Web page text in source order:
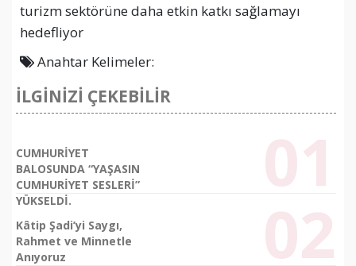
turizm sektörüne daha etkin katkı sağlamayı
hedefliyor
Anahtar Kelimeler:
İLGİNİZİ ÇEKEBİLİR
CUMHURİYET
BALOSUNDA “YAŞASIN
CUMHURİYET SESLERİ”
YÜKSELDİ.
Kâtip Şadi’yi Saygı,
Rahmet ve Minnetle
Anıyoruz